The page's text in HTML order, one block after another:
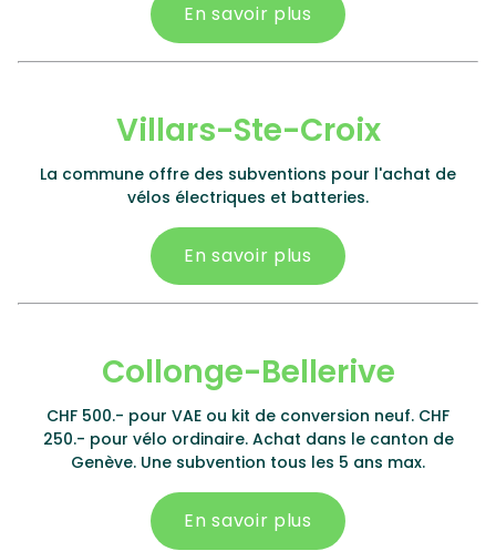
En savoir plus
Villars-Ste-Croix
La commune offre des subventions pour l'achat de
vélos électriques et batteries.
En savoir plus
Collonge-Bellerive
CHF 500.- pour VAE ou kit de conversion neuf. CHF
250.- pour vélo ordinaire. Achat dans le canton de
Genève. Une subvention tous les 5 ans max.
En savoir plus